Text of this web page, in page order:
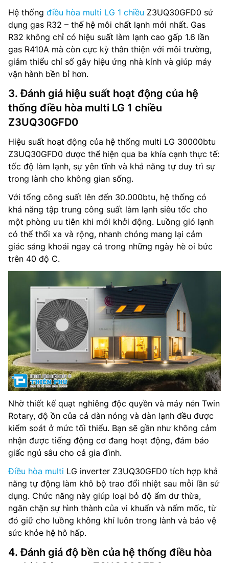
Hệ thống điều hòa multi LG 1 chiều Z3UQ30GFD0 sử
dụng gas R32 – thế hệ môi chất lạnh mới nhất. Gas
R32 không chỉ có hiệu suất làm lạnh cao gấp 1.6 lần
gas R410A mà còn cực kỳ thân thiện với môi trường,
giảm thiểu chỉ số gây hiệu ứng nhà kính và giúp máy
vận hành bền bỉ hơn.
3. Đánh giá hiệu suất hoạt động của hệ
thống điều hòa multi LG 1 chiều
Z3UQ30GFD0
Hiệu suất hoạt động của hệ thống multi LG 30000btu
Z3UQ30GFD0 được thể hiện qua ba khía cạnh thực tế:
tốc độ làm lạnh, sự yên tĩnh và khả năng tự duy trì sự
trong lành cho không gian sống.
Với tổng công suất lên đến 30.000btu, hệ thống có
khả năng tập trung công suất làm lạnh siêu tốc cho
một phòng ưu tiên khi mới khởi động. Luồng gió lạnh
có thể thổi xa và rộng, nhanh chóng mang lại cảm
giác sảng khoái ngay cả trong những ngày hè oi bức
trên 40 độ C.
Nhờ thiết kế quạt nghiêng độc quyền và máy nén Twin
Rotary, độ ồn của cả dàn nóng và dàn lạnh đều được
kiểm soát ở mức tối thiểu. Bạn sẽ gần như không cảm
nhận được tiếng động cơ đang hoạt động, đảm bảo
giấc ngủ sâu cho cả gia đình.
Điều hòa multi LG inverter Z3UQ30GFD0 tích hợp khả
năng tự động làm khô bộ trao đổi nhiệt sau mỗi lần sử
dụng. Chức năng này giúp loại bỏ độ ẩm dư thừa,
ngăn chặn sự hình thành của vi khuẩn và nấm mốc, từ
đó giữ cho luồng không khí luôn trong lành và bảo vệ
sức khỏe hệ hô hấp.
4. Đánh giá độ bền của hệ thống điều hòa